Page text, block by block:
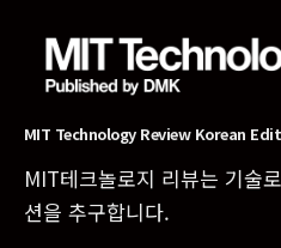
MIT Technology Review Korean
MIT테크놀로지 리뷰는 기술
션을 추구합니다.